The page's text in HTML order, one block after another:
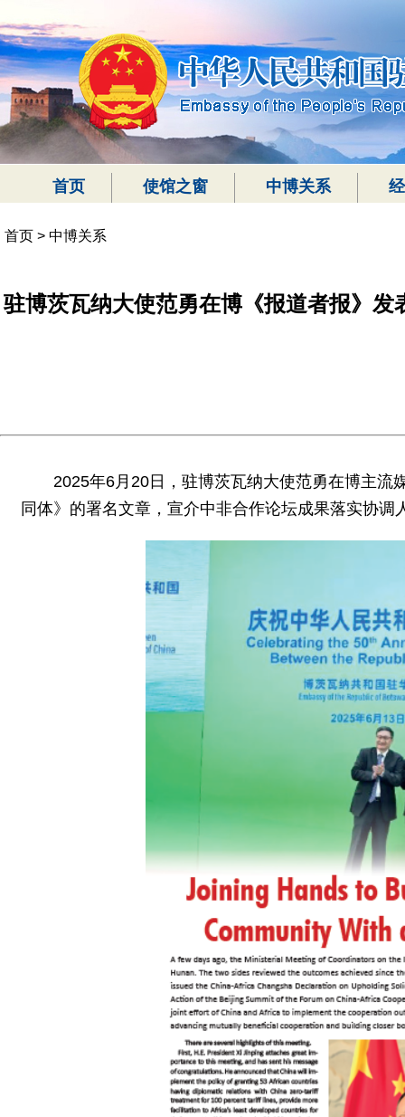
首页 使馆之窗 中博关系
首页 > 中博关系
驻博茨瓦纳大使范勇在博《报道者报》
2025年6月20日，驻博茨瓦纳大使范勇在博主流
同体》的署名文章，宣介中非合作论坛成果落实协调